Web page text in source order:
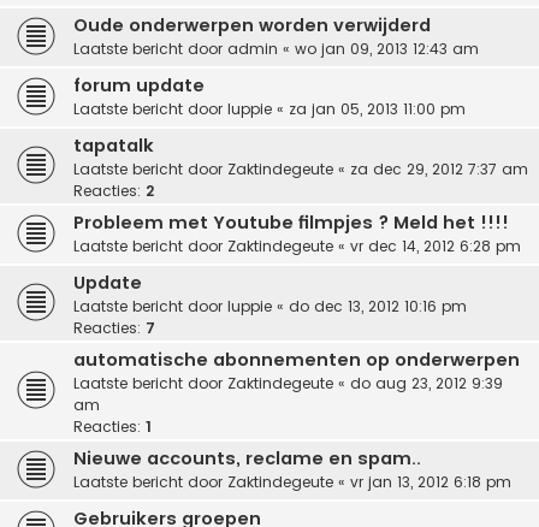
Oude onderwerpen worden verwijderd
Laatste bericht door admin « wo jan 09, 2013 12:43 am
forum update
Laatste bericht door luppie « za jan 05, 2013 11:00 pm
tapatalk
Laatste bericht door Zaktindegeute « za dec 29, 2012 7:37 am
Reacties: 2
Probleem met Youtube filmpjes ? Meld het !!!!
Laatste bericht door Zaktindegeute « vr dec 14, 2012 6:28 pm
Update
Laatste bericht door luppie « do dec 13, 2012 10:16 pm
Reacties: 7
automatische abonnementen op onderwerpen
Laatste bericht door Zaktindegeute « do aug 23, 2012 9:39
am
Reacties: 1
Nieuwe accounts, reclame en spam..
Laatste bericht door Zaktindegeute « vr jan 13, 2012 6:18 pm
Gebruikers groepen